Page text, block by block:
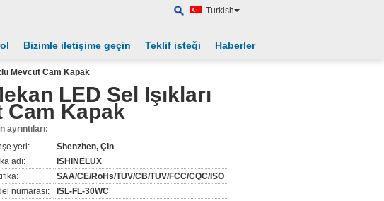
Turkish
Bizimle iletişime geçin Teklif isteği Haberler
Mevcut Cam Kapak
LED Sel Işıkları
Cam Kapak
ayrıntıları:
yeri:
Shenzhen, Çin
adı:
ISHINELUX
SAA/CE/RoHs/TUV/CB/TUV/FCC/CQC/ISO
numarası:
ISL-FL-30WC